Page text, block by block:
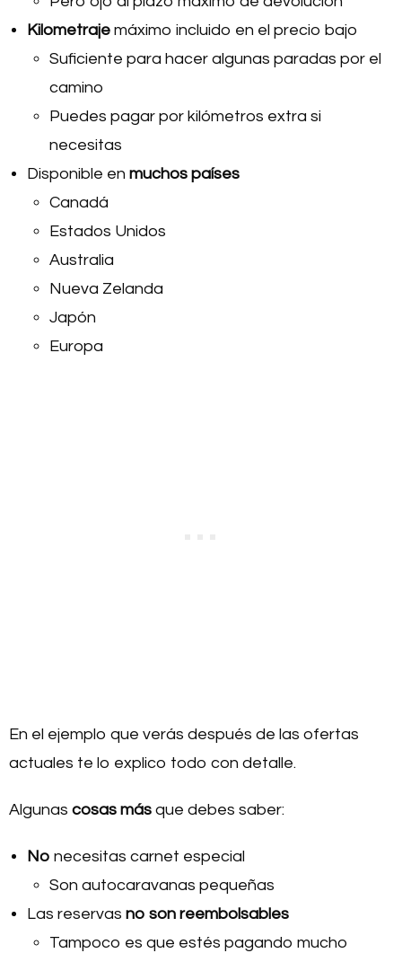
Kilometraje máximo incluido en el precio bajo
Suficiente para hacer algunas paradas por el
camino
Puedes pagar por kilómetros extra si
necesitas
Disponible en muchos países
Canadá
Estados Unidos
Australia
Nueva Zelanda
Japón
Europa
En el ejemplo que verás después de las ofertas
actuales te lo explico todo con detalle.
Algunas cosas más que debes saber:
No necesitas carnet especial
Son autocaravanas pequeñas
Las reservas no son reembolsables
Tampoco es que estés pagando mucho